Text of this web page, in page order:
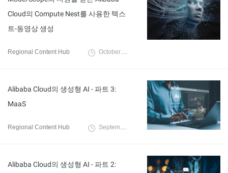
Cloud의 Compute Nest를 사용한 텍스
트-동영상 생성
Regional Content Hub October 14, 2024
Alibaba Cloud의 생성형 AI - 파트 3:
MaaS
Regional Content Hub September 9, 2024
Alibaba Cloud의 생성형 AI - 파트 2: